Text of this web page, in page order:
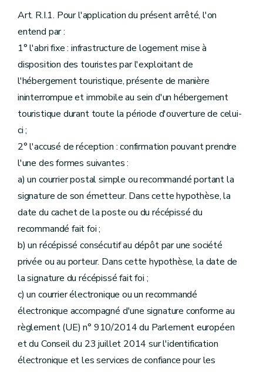
Art. R.I.1. Pour l'application du présent arrêté, l'on
entend par :
1° l'abri fixe : infrastructure de logement mise à
disposition des touristes par l'exploitant de
l'hébergement touristique, présente de manière
ininterrompue et immobile au sein d'un hébergement
touristique durant toute la période d'ouverture de celui-
ci ;
2° l'accusé de réception : confirmation pouvant prendre
l'une des formes suivantes :
a) un courrier postal simple ou recommandé portant la
signature de son émetteur. Dans cette hypothèse, la
date du cachet de la poste ou du récépissé du
recommandé fait foi ;
b) un récépissé consécutif au dépôt par une société
privée ou au porteur. Dans cette hypothèse, la date de
la signature du récépissé fait foi ;
c) un courrier électronique ou un recommandé
électronique accompagné d'une signature conforme au
règlement (UE) n° 910/2014 du Parlement européen
et du Conseil du 23 juillet 2014 sur l'identification
électronique et les services de confiance pour les